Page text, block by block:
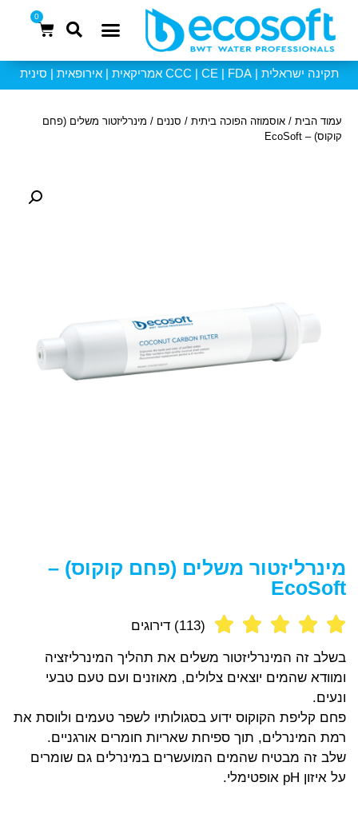
0
תקינה ישראלית | CCC | CE | FDA אמריקאית | אירופאית | סינית
עמוד הבית / אוסמוזה הפוכה ביתית / סננים / מינרליזטור משלים (פחם
קוקוס) – EcoSoft
מינרליזטור משלים (פחם קוקוס) –
EcoSoft
(113) דירוגים
בשלב זה המינרליזטור משלים את תהליך המינרליזציה
ומוודא שהמים יוצאים צלולים, מאוזנים ועם טעם טבעי
ונעים.
פחם קליפת הקוקוס ידוע בסגולותיו לשפר טעמים ולווסת את
רמת המינרלים, תוך ספיחת שאריות חומרים אורגניים.
שלב זה מבטיח שהמים המועשרים במינרלים גם שומרים
על איזון pH אופטימלי.